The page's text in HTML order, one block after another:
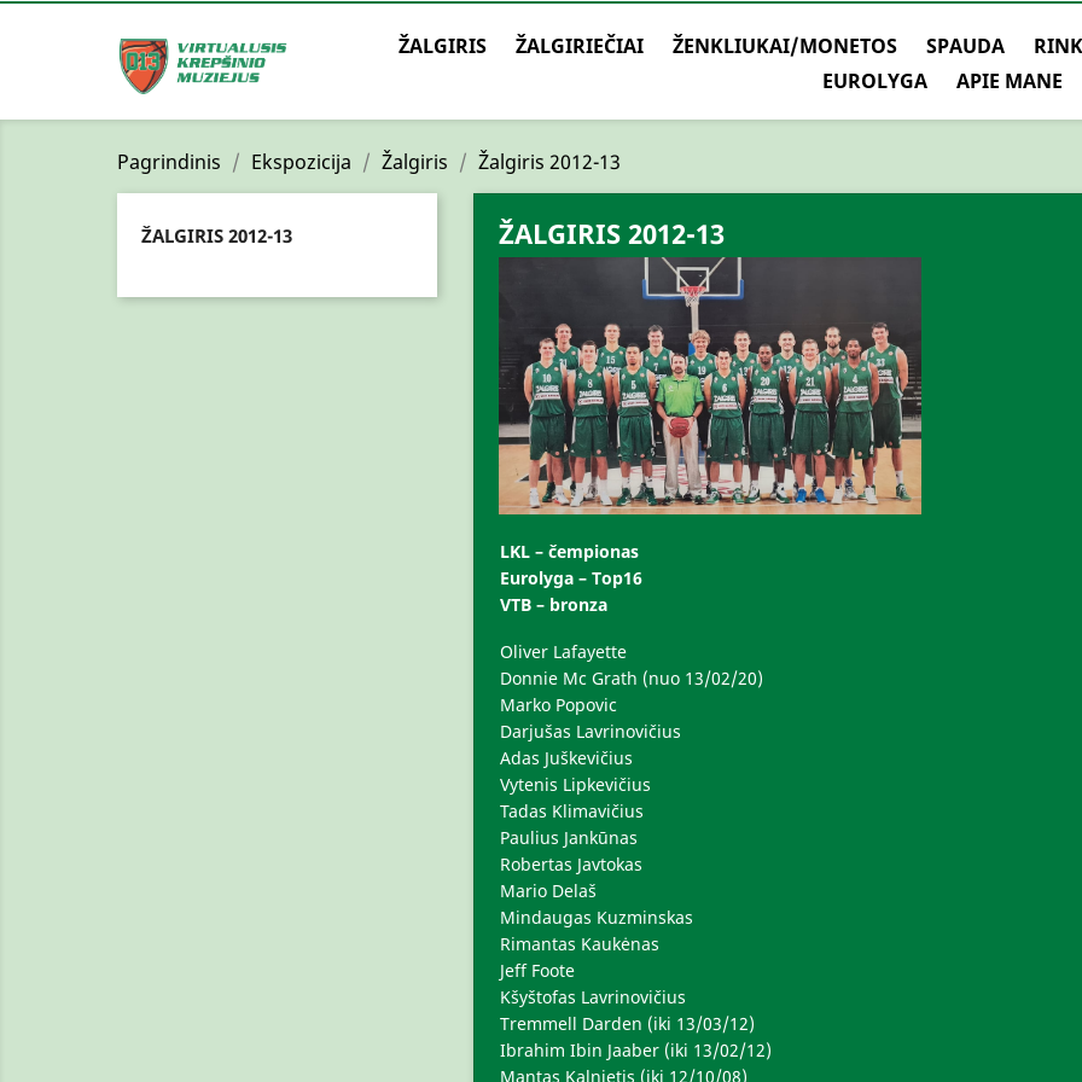
ŽALGIRIS ŽALGIRIEČIAI ŽENKLIUKAI/MONETOS SPAUDA
EUROLYGA
APIE MANE
Pagrindinis Ekspozicija Žalgiris Žalgiris 2012-13
ŽALGIRIS 2012-13 ŽALGIRIS 2012-13
LKL – čempionas
Eurolyga – Top16
VTB – bronza
Oliver Lafayette
Donnie Mc Grath (nuo 13/02/20)
Marko Popovic
Darjušas Lavrinovičius
Adas Juškevičius
Vytenis Lipkevičius
Tadas Klimavičius
Paulius Jankūnas
Robertas Javtokas
Mario Delaš
Mindaugas Kuzminskas
Rimantas Kaukėnas
Jeff Foote
Kšyštofas Lavrinovičius
Tremmell Darden (iki 13/03/12)
Ibrahim Ibin Jaaber (iki 13/02/12)
Mantas Kalnietis (iki 12/10/08)